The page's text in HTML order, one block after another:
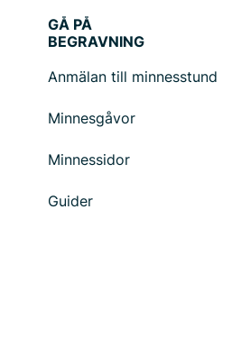
GÅ PÅ
BEGRAVNING
Anmälan till minnesstund
Minnesgåvor
Minnessidor
Guider